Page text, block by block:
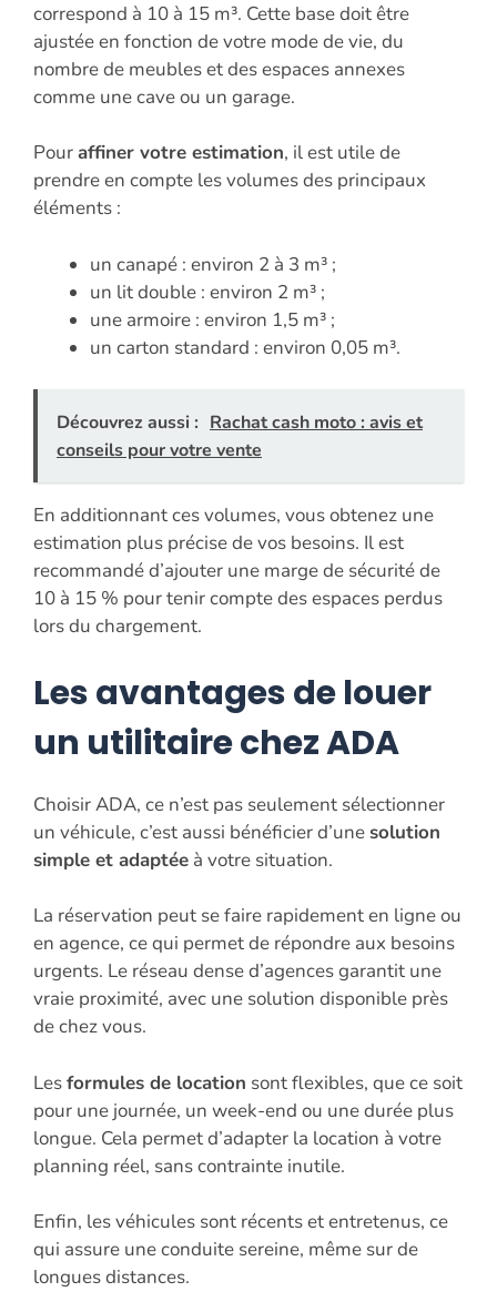
correspond à 10 à 15 m³. Cette base doit être
ajustée en fonction de votre mode de vie, du
nombre de meubles et des espaces annexes
comme une cave ou un garage.
Pouraffiner votre estimation, il est utile de
prendre en compte les volumes des principaux
éléments :
un canapé : environ 2 à 3 m³ ;
un lit double : environ 2 m³ ;
une armoire : environ 1,5 m³ ;
un carton standard : environ 0,05 m³.
Découvrez aussi : Rachat cash moto : avis et
conseils pour votre vente
En additionnant ces volumes, vous obtenez une
estimation plus précise de vos besoins. Il est
recommandé d’ajouter une marge de sécurité de
10 à 15 % pour tenir compte des espaces perdus
lors du chargement.
Les avantages de louer
un utilitaire chez ADA
Choisir ADA, ce n’est pas seulement sélectionner
un véhicule, c’est aussi bénéficier d’unesolution
simple et adaptée à votre situation.
La réservation peut se faire rapidement en ligne ou
en agence, ce qui permet de répondre aux besoins
urgents. Le réseau dense d’agences garantit une
vraie proximité, avec une solution disponible près
de chez vous.
Lesformules de location sont flexibles, que ce soit
pour une journée, un week-end ou une durée plus
longue. Cela permet d’adapter la location à votre
planning réel, sans contrainte inutile.
Enfin, les véhicules sont récents et entretenus, ce
qui assure une conduite sereine, même sur de
longues distances.